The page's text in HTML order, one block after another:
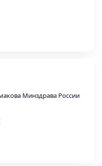
Минздрава России